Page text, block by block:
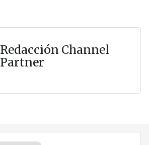
Redacción Channel
Partner